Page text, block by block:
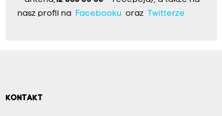
nasz profil na
Facebookuoraz Twitterze
KONTAKT